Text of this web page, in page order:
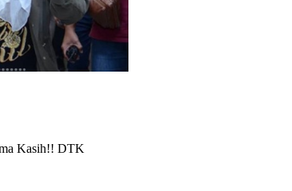
Kasih!! DTK